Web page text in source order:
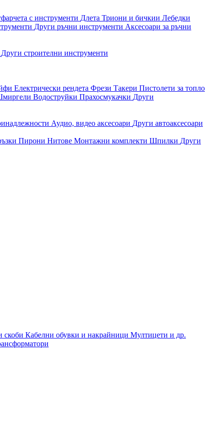
с инструменти Длета Триони и бичкии Лебедки
Други ръчни инструменти Аксесоари за ръчни
Други строителни инструменти
Електрически рендета Фрези Такери Пистолети за топло
Водоструйки Прахосмукачки Други
Аудио, видео аксесоари Други автоаксесоари
Пирони Нитове Монтажни комплекти Шпилки Други
скоби Кабелни обувки и накрайници Мултицети и др.